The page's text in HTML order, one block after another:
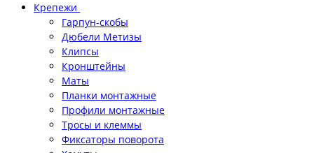
Крепежи
Гарпун-скобы
Дюбели Метизы
Клипсы
Кронштейны
Маты
Планки монтажные
Профили монтажные
Тросы и клеммы
Фиксаторы поворота